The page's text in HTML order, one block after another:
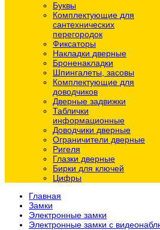
Буквы
Комплектующие для
сантехнических
перегородок
Фиксаторы
Накладки дверные
Броненакладки
Шпингалеты, засовы
Комплектующие для
доводчиков
Дверные задвижки
Таблички
информационные
Доводчики дверные
Ограничители дверные
Ригеля
Глазки дверные
Бирки для ключей
Цифры
Главная
Замки
Электронные замки
Электронные замки с